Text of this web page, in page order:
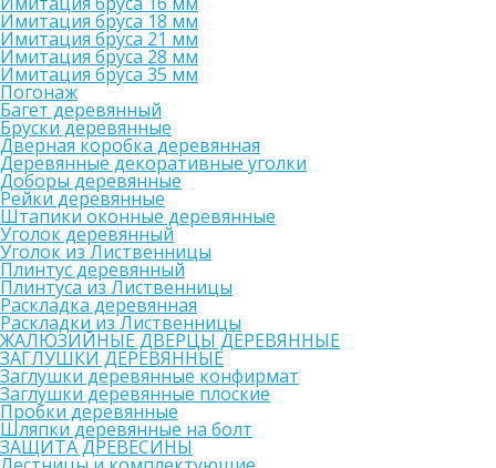
Имитация бруса 18 мм
Имитация бруса 21 мм
Имитация бруса 28 мм
Имитация бруса 35 мм
Погонаж
Багет деревянный
Бруски деревянные
Дверная коробка деревянная
Деревянные декоративные уголки
Доборы деревянные
Рейки деревянные
Штапики оконные деревянные
Уголок деревянный
Уголок из Лиственницы
Плинтус деревянный
Плинтуса из Лиственницы
Раскладка деревянная
Раскладки из Лиственницы
ЖАЛЮЗИЙНЫЕ ДВЕРЦЫ ДЕРЕВЯННЫЕ
ЗАГЛУШКИ ДЕРЕВЯННЫЕ
Заглушки деревянные конфирмат
Заглушки деревянные плоские
Пробки деревянные
Шляпки деревянные на болт
ЗАЩИТА ДРЕВЕСИНЫ